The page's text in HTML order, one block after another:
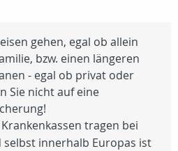
gehen, egal ob allein
bzw. einen längeren
- egal ob privat oder
Sie nicht auf eine
tragen bei
innerhalb Europas ist